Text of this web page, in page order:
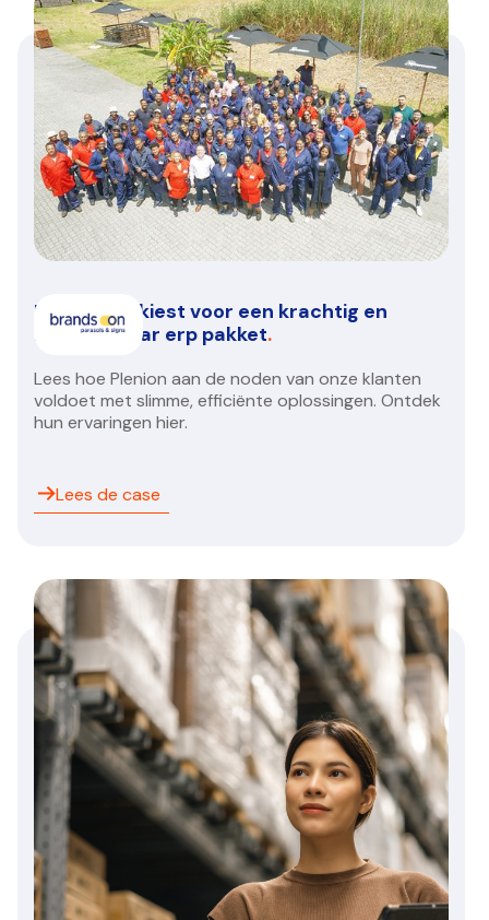
Brands On kiest voor een krachtig en
betrouwbaar erp pakket.
Lees hoe Plenion aan de noden van onze klanten
voldoet met slimme, efficiënte oplossingen. Ontdek
hun ervaringen hier.
Lees de case